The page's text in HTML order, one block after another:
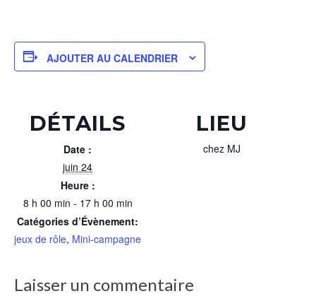
AJOUTER AU CALENDRIER
DÉTAILS
Date :
juin 24
Heure :
8 h 00 min - 17 h 00 min
Catégories d’Évènement:
jeux de rôle, Mini-campagne
LIEU
chez MJ
Laisser un commentaire